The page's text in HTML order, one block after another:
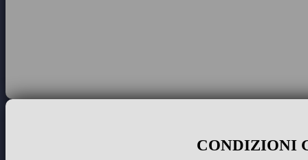
CONDIZIONI